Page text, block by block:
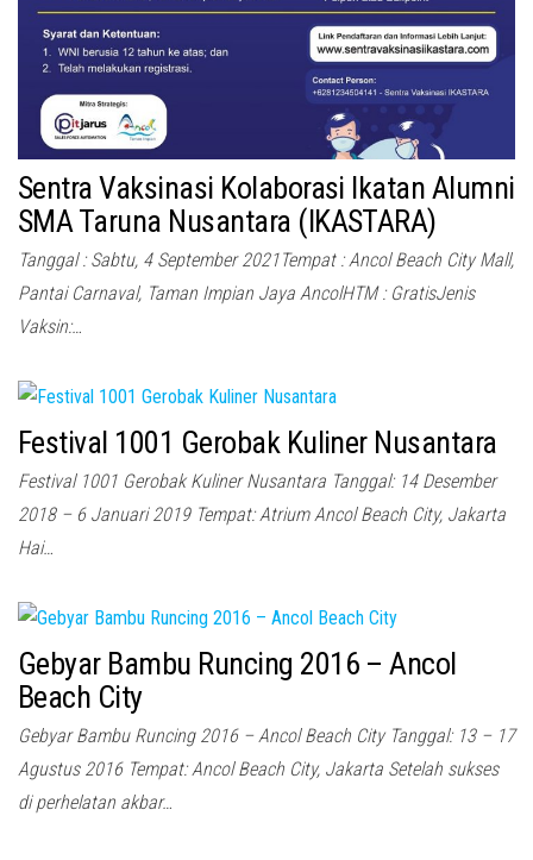
Sentra Vaksinasi Kolaborasi Ikatan Alumni
SMA Taruna Nusantara (IKASTARA)
Tanggal : Sabtu, 4 September 2021Tempat : Ancol Beach City Mall,
Pantai Carnaval, Taman Impian Jaya AncolHTM : GratisJenis
Vaksin:…
Festival 1001 Gerobak Kuliner Nusantara
Festival 1001 Gerobak Kuliner Nusantara Tanggal: 14 Desember
2018 – 6 Januari 2019 Tempat: Atrium Ancol Beach City, Jakarta
Hai…
Gebyar Bambu Runcing 2016 – Ancol
Beach City
Gebyar Bambu Runcing 2016 – Ancol Beach City Tanggal: 13 – 17
Agustus 2016 Tempat: Ancol Beach City, Jakarta Setelah sukses
di perhelatan akbar…